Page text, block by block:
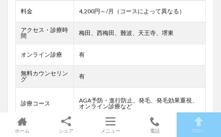
料金 4,200円～/月（コースによって異なる）
アクセス・診療時
間
梅田、西梅田、難波、天王寺、堺東
オンライン診療 有
無料カウンセリン
グ
有
診療コース
AGA予防・進行防止、発毛、発毛効果重視、
オンライン診療など
返金 有（条件有）
ホーム シェア メニュー 電話 TOPへ